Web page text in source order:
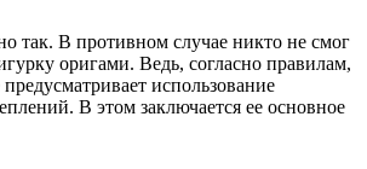
так. В противном случае никто не смог
оригами. Ведь, согласно правилам,
использование
В этом заключается ее основное